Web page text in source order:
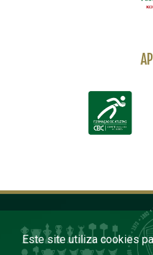
Este site utiliza cookies